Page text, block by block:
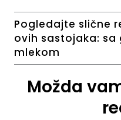
Pogledajte slične
ovih sastojaka: sa
mlekom
Možda